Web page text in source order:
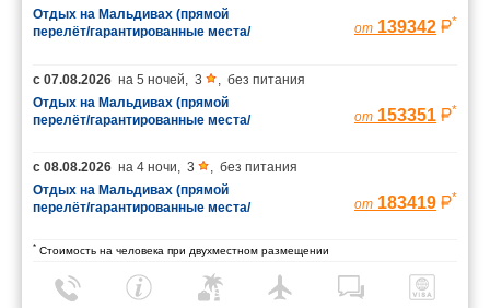
Отдых на Мальдивах (прямой
перелёт/гарантированные места/
от 139342 *
с 07.08.2026 на 5 ночей 3
без питания
Отдых на Мальдивах (прямой
перелёт/гарантированные места/
от 153351 *
с 08.08.2026 на 4 ночи 3
без питания
Отдых на Мальдивах (прямой
перелёт/гарантированные места/
от 183419 *
* Стоимость на человека при двухместном размещении